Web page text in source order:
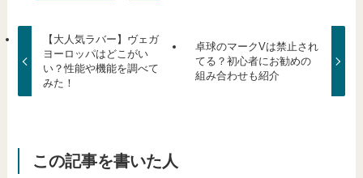
【大人気ラバー】ヴェガ
ヨーロッパはどこがい
い？性能や機能を調べて
みた！
卓球のマークVは禁止され
てる？初心者にお勧めの
組み合わせも紹介
この記事を書いた人